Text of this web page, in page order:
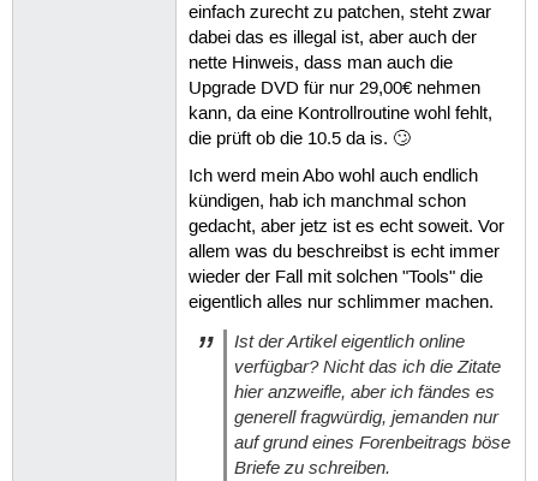
einfach zurecht zu patchen, steht zwar
dabei das es illegal ist, aber auch der
nette Hinweis, dass man auch die
Upgrade DVD für nur 29,00€ nehmen
kann, da eine Kontrollroutine wohl fehlt,
die prüft ob die 10.5 da is. 🙄
Ich werd mein Abo wohl auch endlich
kündigen, hab ich manchmal schon
gedacht, aber jetz ist es echt soweit. Vor
allem was du beschreibst is echt immer
wieder der Fall mit solchen "Tools" die
eigentlich alles nur schlimmer machen.
Ist der Artikel eigentlich online
verfügbar? Nicht das ich die Zitate
hier anzweifle, aber ich fändes es
generell fragwürdig, jemanden nur
auf grund eines Forenbeitrags böse
Briefe zu schreiben.